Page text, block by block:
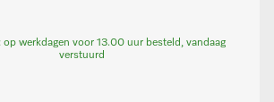
op werkdagen voor 13.00 uur besteld, vandaag
verstuurd